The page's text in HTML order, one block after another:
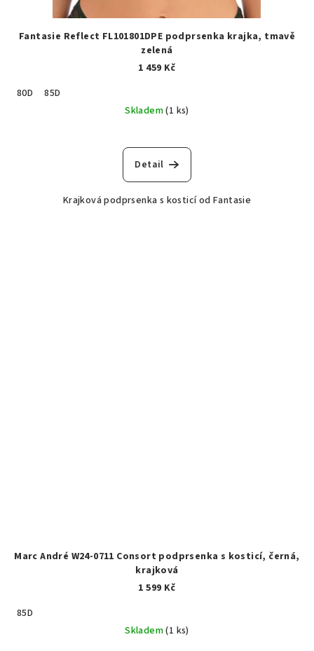
Fantasie Reflect FL101801DPE podprsenka krajka, tmavě
zelená
1 459 Kč
80D
85D
Skladem(1 ks)
Detail
Krajková podprsenka s kosticí od Fantasie
Marc André W24-0711 Consort podprsenka s kosticí, černá,
krajková
1 599 Kč
85D
Skladem(1 ks)